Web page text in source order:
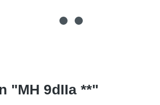
"MH 9dIIa **"